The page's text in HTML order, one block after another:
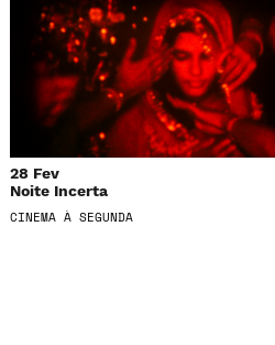
28 Fev
Noite Incerta
CINEMA À SEGUNDA